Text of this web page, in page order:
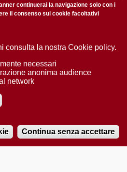
Area stampa
di Padova n. 2097/2012 del 18 giugno
continuerai la navigazione solo con i
il consenso sui cookie facoltativi
consulta la nostra Cookie policy.
necessari
anonima audience
network
Continua senza accettare